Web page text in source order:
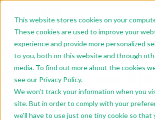
This website stores cookies on your
These cookies are used to improve your
experience and provide more personalized
to you, both on this website and through
media. To find out more about the cookies
see our Privacy Policy.
We won't track your information when you
site. But in order to comply with your
we'll have to use just one tiny cookie so that
Formation
autonome sur
Code